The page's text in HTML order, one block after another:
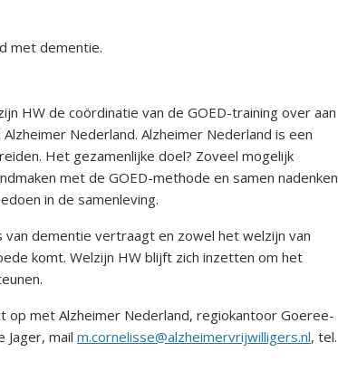
met dementie.
HW de coördinatie van de GOED-training over aan
Nederland. Alzheimer Nederland is een
Het gezamenlijke doel? Zoveel mogelijk
met de GOED-methode en samen nadenken
in de samenleving.
dementie vertraagt en zowel het welzijn van
komt. Welzijn HW blijft zich inzetten om het
op met Alzheimer Nederland, regiokantoor Goeree-
Jager, mail m.cornelisse@alzheimervrijwilligers.nl, tel.